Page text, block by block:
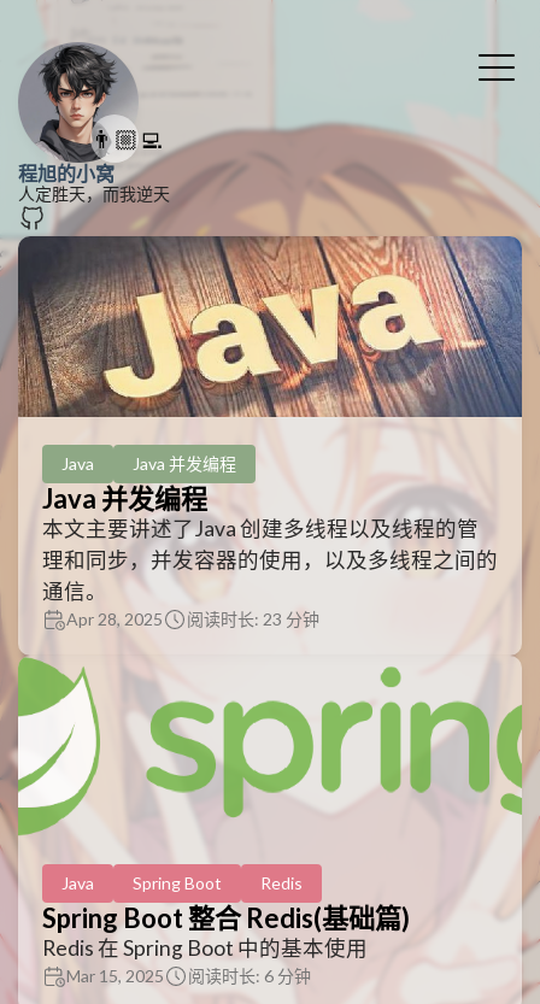
👨🏼‍💻
程旭的小窝
人定胜天，而我逆天
Java Java 并发编程
Java 并发编程
本文主要讲述了Java 创建多线程以及线程的管
理和同步，并发容器的使用，以及多线程之间的
通信。
Apr 28, 2025 阅读时长: 23 分钟
Java Spring Boot Redis
Spring Boot 整合 Redis(基础篇)
Redis 在 Spring Boot 中的基本使用
Mar 15, 2025 阅读时长: 6 分钟